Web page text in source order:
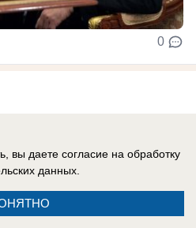
0
вы даете согласие на обработку
данных.